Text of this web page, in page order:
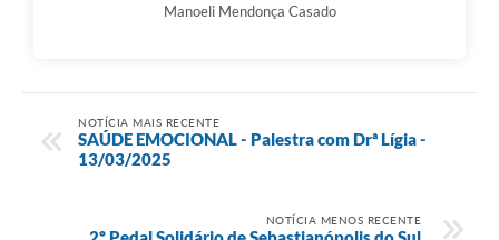
Manoeli Mendonça Casado
NOTÍCIA MAIS RECENTE
SAÚDE EMOCIONAL - Palestra com Drª Lígia -
13/03/2025
NOTÍCIA MENOS RECENTE